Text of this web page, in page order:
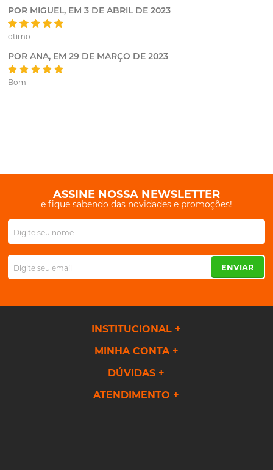
POR MIGUEL, EM3 DE ABRIL DE 2023
otimo
PORANA, EM29 DE MARÇO DE 2023
Bom
ASSINE NOSSA NEWSLETTER
e fique sabendo das novidades e promoções!
ENVIAR
INSTITUCIONAL
MINHA CONTA
DÚVIDAS
ATENDIMENTO